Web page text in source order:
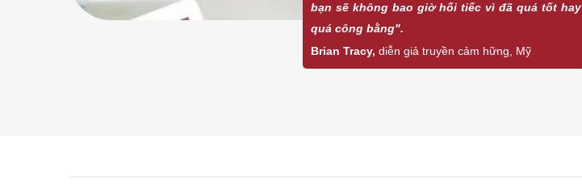
bạn sẽ không bao giờ hối tiếc vì đã quá tốt hay
quá công bằng".
Brian Tracy, diễn giả truyền cảm hững, Mỹ